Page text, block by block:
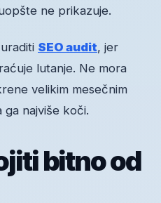
ne prikazuje.
SEO audit, jer
lutanje. Ne mora
velikim mesečnim
ga najviše koči.
bitno od